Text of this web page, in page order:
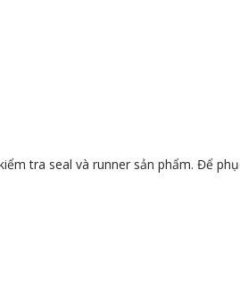
tra seal và runner sản phẩm. Để